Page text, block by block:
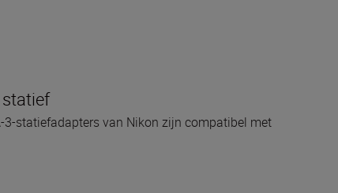
3-statiefadapters van Nikon zijn compatibel met